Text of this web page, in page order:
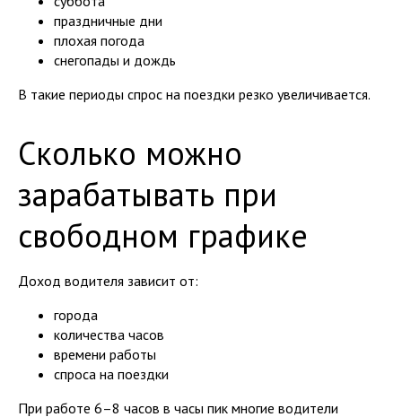
праздничные дни
плохая погода
снегопады и дождь
В такие периоды спрос на поездки резко увеличивается.
Сколько можно
зарабатывать при
свободном графике
Доход водителя зависит от:
города
количества часов
времени работы
спроса на поездки
При работе 6–8 часов в часы пик многие водители